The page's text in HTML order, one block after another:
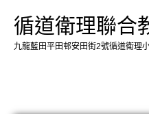
循道衛理聯合
九龍藍田平田邨安田街2號循道衛理